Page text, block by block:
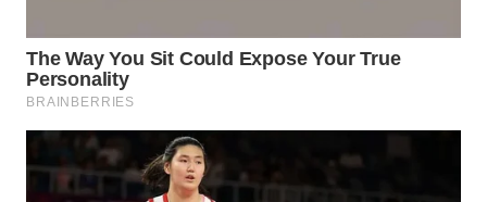
WN
DEPOK
WN
TAPANULI